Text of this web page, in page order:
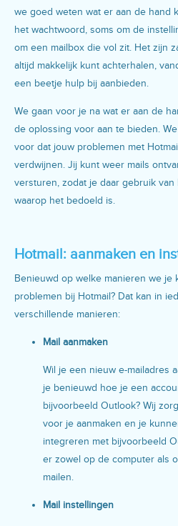
we goed weten wat er aan de hand
het wachtwoord, soms om de
om een mailbox die vol zit. Het zijn
altijd makkelijk kunt achterhalen,
een beetje hulp bij aanbieden.
We gaan voor je na wat er aan de
de oplossing voor aan te bieden.
voor dat jouw problemen met
verdwijnen. Jij kunt weer mails
versturen, zodat je daar gebruik
waarop het bedoeld is.
Hotmail: aanmaken en
Benieuwd op welke manieren we je
problemen bij Hotmail? Dat kan in
verschillende manieren:
Mail aanmaken
Wil je een nieuw e-mailadres
je benieuwd hoe je een
bijvoorbeeld Outlook? Wij
voor je aanmaken en je
integreren met bijvoorbeeld
er zowel op de computer als
mailen.
Mail instellingen